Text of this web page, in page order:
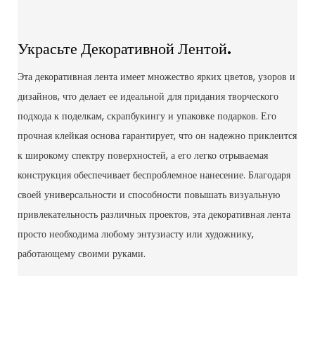
Украсьте Декоративной Лентой.
Эта декоративная лента имеет множество ярких цветов, узоров и
дизайнов, что делает ее идеальной для придания творческого
подхода к поделкам, скрапбукингу и упаковке подарков. Его
прочная клейкая основа гарантирует, что он надежно приклеится
к широкому спектру поверхностей, а его легко отрываемая
конструкция обеспечивает беспроблемное нанесение. Благодаря
своей универсальности и способности повышать визуальную
привлекательность различных проектов, эта декоративная лента
просто необходима любому энтузиасту или художнику,
работающему своими руками.